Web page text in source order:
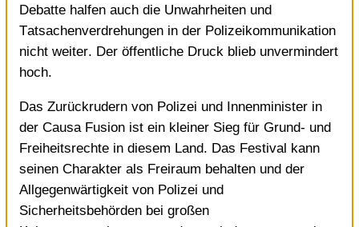
Debatte halfen auch die Unwahrheiten und
Tatsachenverdrehungen in der Polizeikommunikation
nicht weiter. Der öffentliche Druck blieb unvermindert
hoch.
Das Zurückrudern von Polizei und Innenminister in
der Causa Fusion ist ein kleiner Sieg für Grund- und
Freiheitsrechte in diesem Land. Das Festival kann
seinen Charakter als Freiraum behalten und der
Allgegenwärtigkeit von Polizei und
Sicherheitsbehörden bei großen